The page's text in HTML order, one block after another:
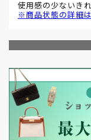
使用感の少ないき
※商品状態の詳細